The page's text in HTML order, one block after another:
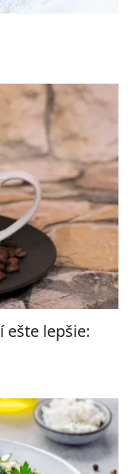
ešte lepšie: